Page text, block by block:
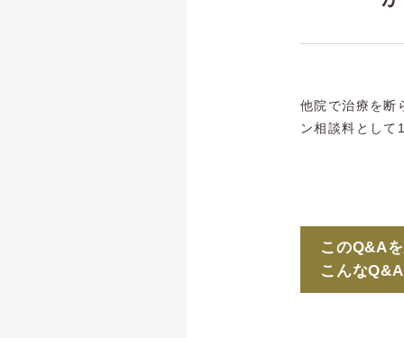
他院で治療を断
ン相談料とし
このQ&A
こんな